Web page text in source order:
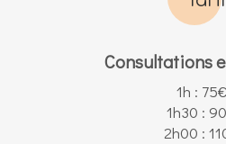
Consultations
1h : 75€
1h30 :
2h00 :